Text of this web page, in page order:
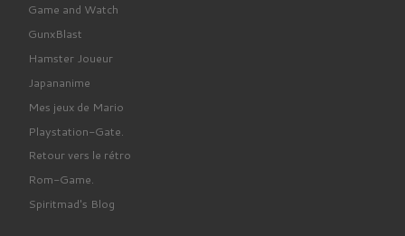
Game and Watch
GunxBlast
Hamster Joueur
Japananime
Mes jeux de Mario
Playstation-Gate.
Retour vers le rétro
Rom-Game.
Spiritmad's Blog